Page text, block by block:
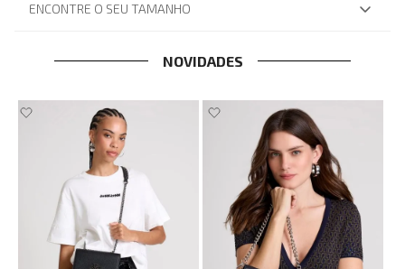
ENCONTRE O SEU TAMANHO
NOVIDADES